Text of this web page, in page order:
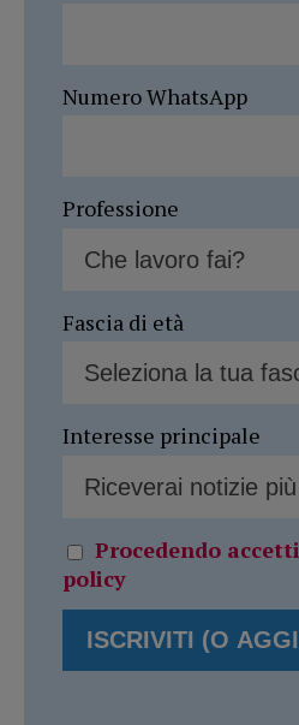
Numero WhatsApp
Professione
Fascia di età
Interesse principale
Procedendo
policy